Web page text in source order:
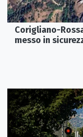
Corigliano-
messo in